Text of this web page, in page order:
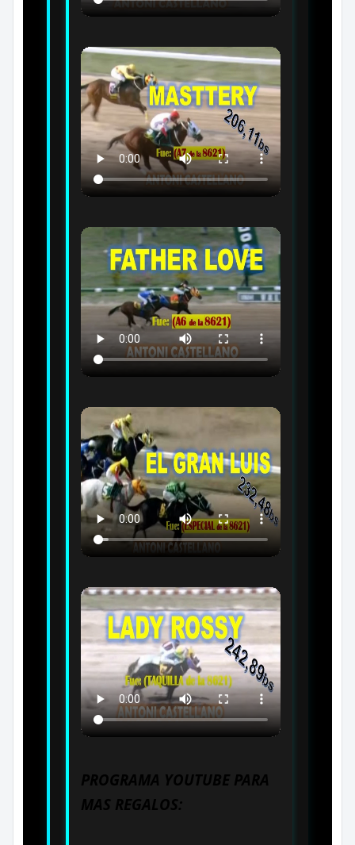
PROGRAMA YOUTUBE PARA
MAS REGALOS: